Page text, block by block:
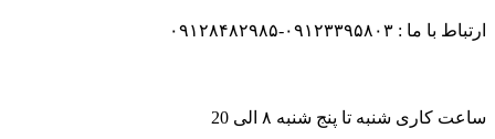
ارتباط با ما : ۰۹۱۲۳۳۹۵۸۰۳-۰۹۱۲۸۴۸۲۹۸۵
ساعت کاری شنبه تا پنج شنبه ۸ الی 20